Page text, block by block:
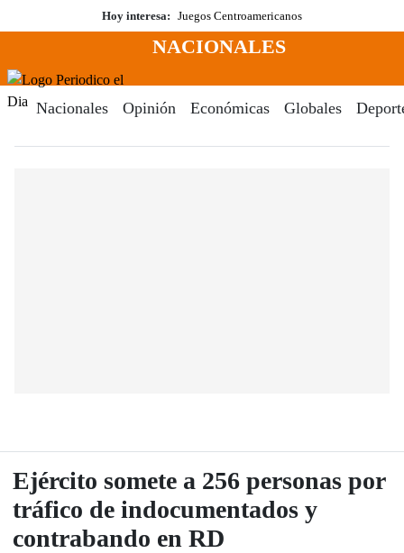
al
Hoy interesa: Juegos Centroamericanos
Menú
NACIONALES
Nacionales Opinión Económicas Globales
Ejército somete a 256 personas por
tráfico de indocumentados y
contrabando en RD